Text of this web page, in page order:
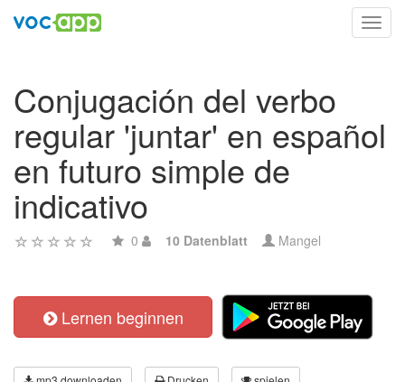
Conjugación del verbo
regular 'juntar' en español
en futuro simple de
indicativo
0 10 Datenblatt Mangel
Lernen beginnen